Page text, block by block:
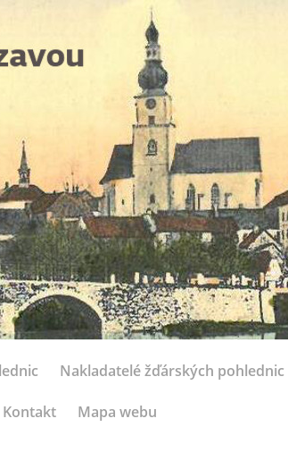
Nakladatelé žďárských pohlednic
Kontakt Mapa webu